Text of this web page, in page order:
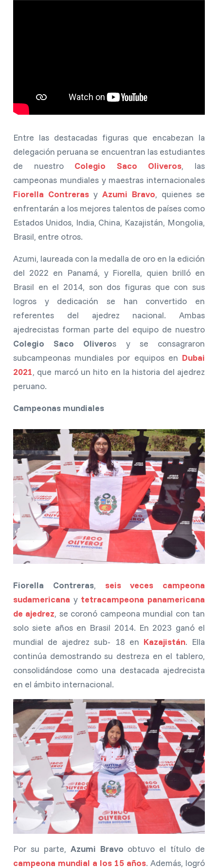
Entre las destacadas figuras que encabezan la
delegación peruana se encuentran las estudiantes
de nuestro Colegio Saco Oliveros, las
campeonas mundiales y maestras internacionales
Fiorella Contreras y Azumi Bravo, quienes se
enfrentarán a los mejores talentos de países como
Estados Unidos, India, China, Kazajistán, Mongolia,
Brasil, entre otros.
Azumi, laureada con la medalla de oro en la edición
del 2022 en Panamá, y Fiorella, quien brilló en
Brasil en el 2014, son dos figuras que con sus
logros y dedicación se han convertido en
referentes del ajedrez nacional. Ambas
ajedrecistas forman parte del equipo de nuestro
Colegio Saco Oliveros y se consagraron
subcampeonas mundiales por equipos en Dubai
2021, que marcó un hito en la historia del ajedrez
peruano.
Campeonas mundiales
Fiorella Contreras, seis veces campeona
sudamericana y tetracampeona panamericana
de ajedrez, se coronó campeona mundial con tan
solo siete años en Brasil 2014. En 2023 ganó el
mundial de ajedrez sub- 18 en Kazajistán. Ella
continúa demostrando su destreza en el tablero,
consolidándose como una destacada ajedrecista
en el ámbito internacional.
Por su parte, Azumi Bravo obtuvo el título de
campeona mundial a los 15 años. Además, logró